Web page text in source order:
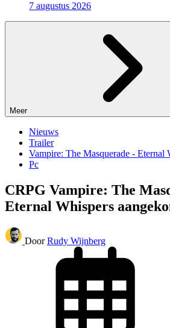
7 augustus 2026
Meer
Nieuws
Trailer
Vampire: The Masquerade - Eternal
Pc
CRPG Vampire: The
Eternal Whispers
Door Rudy Wijnberg